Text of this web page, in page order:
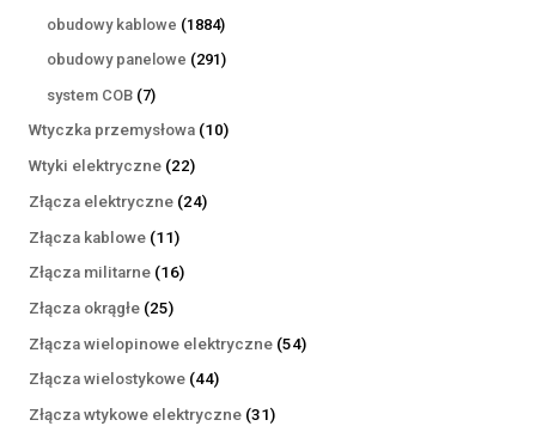
obudowy kablowe 18841884
produkty
obudowy panelowe 291291
system COB 77
produktów
Wtyczka przemysłowa 1010
Wtyki elektryczne 2222
produkty
Złącza elektryczne 2424
Złącza kablowe 1111
produktów
Złącza militarne 1616
Złącza okrągłe 2525
produktów
Złącza wielopinowe elektryczne 5454
Złącza wielostykowe 4444
produkty
Złącza wtykowe elektryczne 3131